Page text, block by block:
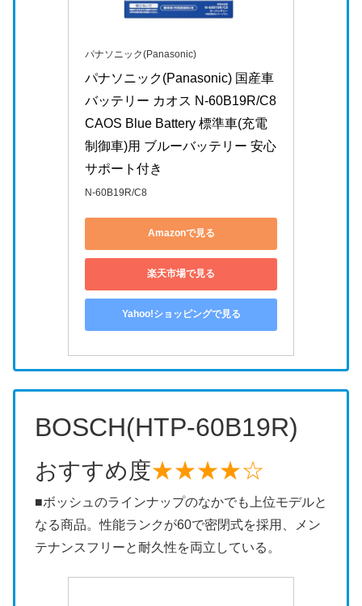
パナソニック(Panasonic)
パナソニック(Panasonic) 国産車
バッテリー カオス N-60B19R/C8
CAOS Blue Battery 標準車(充電
制御車)用 ブルーバッテリー 安心
サポート付き
N-60B19R/C8
Amazonで見る
楽天市場で見る
Yahoo!ショッピングで見る
BOSCH(HTP-60B19R)
おすすめ度★★★★☆
■ボッシュのラインナップのなかでも上位モデルと
なる商品。性能ランクが60で密閉式を採用、メン
テナンスフリーと耐久性を両立している。